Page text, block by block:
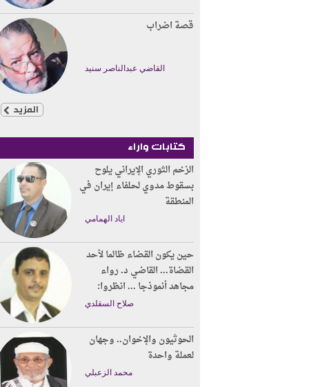
قصة اضراب
القاضي عبدالناصر سنيد
المزيد
كتابات واراء
الزخم الثوري الإيراني يلوح
بسقوط مدوي لحلفاء إيران في
المنطقة
اياد الهمامي
حين يكون القضاء ظالما لأحد
القضاة... القاضي د. رواء
مجاهد أنموذجا ... انظروا:
صلاح السقلدي
الحوثيون والإخوان.. وجهان
لعملة واحدة
محمد الزعبلي